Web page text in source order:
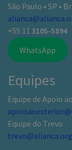
São Paulo • SP •
+55 11 3105-5894
WhatsApp
Equipes
Equipe de Apoio
Equipe do Trevo